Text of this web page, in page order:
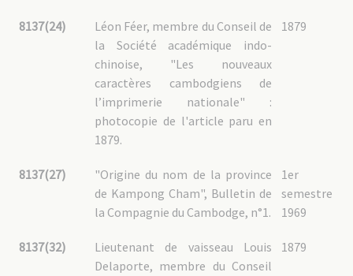
8137(24) 1879
Léon Féer, membre du Conseil de
la Société académique indo-
chinoise, "Les nouveaux
caractères cambodgiens de
l’imprimerie nationale" :
photocopie de l'article paru en
1879.
8137(27)
1er
semestre
1969
"Origine du nom de la province
de Kampong Cham", Bulletin de
la Compagnie du Cambodge, n°1.
8137(32) 1879
Lieutenant de vaisseau Louis
Delaporte, membre du Conseil